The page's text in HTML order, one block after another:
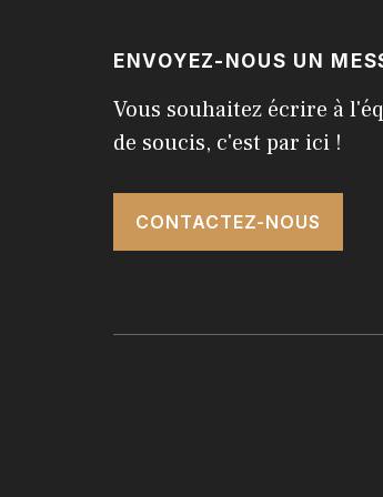
ENVOYEZ-NOUS UN
Vous souhaitez écrire à
de soucis, c'est par ici !
CONTACTEZ-NOUS